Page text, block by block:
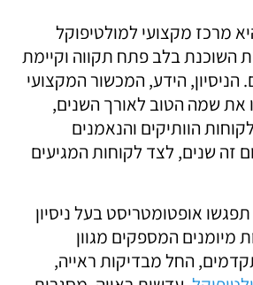
מרכז מקצועי למולטיפוקל
השוכנת בלב פתח תקווה וקיימת
מ- 30 שנים. הניסיון, הידע, המכשור המקצועי
את שמה הטוב לאורך השנים,
הוותיקים והנאמנים
זה שנים, לצד לקוחות המגיעים
תפגשו אופטומטריסט בעל ניסיון
מיומנים המספקים מגוון
החל מבדיקות ראייה,